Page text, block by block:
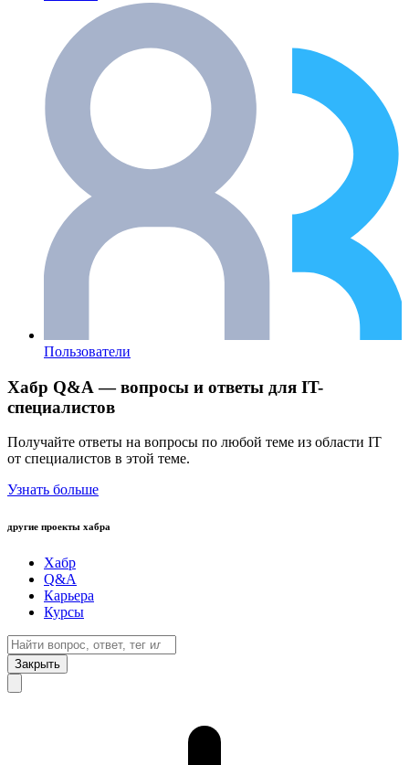
Пользователи
Хабр Q&A — вопросы и ответы для IT-
специалистов
Получайте ответы на вопросы по любой теме из области IT
от специалистов в этой теме.
Узнать больше
другие проекты хабра
Хабр
Q&A
Карьера
Курсы
Закрыть